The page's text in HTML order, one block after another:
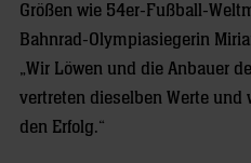
Größen wie 54er-Fußball-
Bahnrad-Olympiasiegerin
„Wir Löwen und die Anbauer
vertreten dieselben Werte und
den Erfolg.“